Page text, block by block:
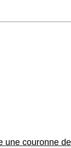
couronne